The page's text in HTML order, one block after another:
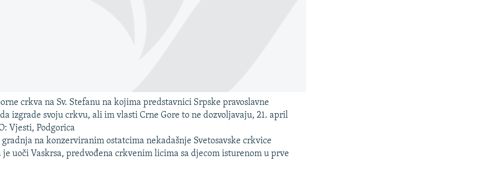
crkva na Sv. Stefanu na kojima predstavnici Srpske pravoslavne
izgrade svoju crkvu, ali im vlasti Crne Gore to ne dozvoljavaju, 21. april
Vjesti, Podgorica
na konzerviranim ostatcima nekadašnje Svetosavske crkvice
uoči Vaskrsa, predvođena crkvenim licima sa djecom isturenom u prve